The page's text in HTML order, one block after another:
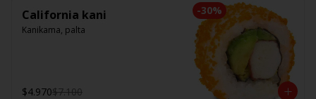
-30%
California kani
Kanikama, palta
$4.970$7.100